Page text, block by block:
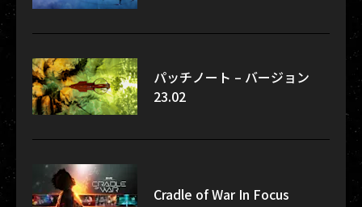
パッチノート – バージョン
23.02
Cradle of War In Focus